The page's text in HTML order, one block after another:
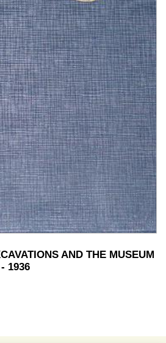
AND THE MUSEUM
1936